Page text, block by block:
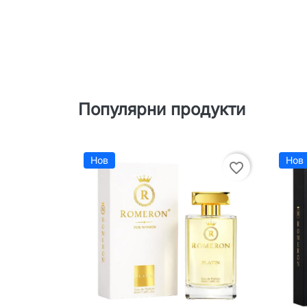
Популярни продукти
Нов favorite_border Нов